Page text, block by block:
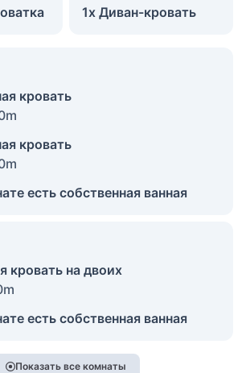
1x Диван-кровать
кровать
кровать
есть собственная ванная
кровать на двоих
есть собственная ванная
Показать все комнаты